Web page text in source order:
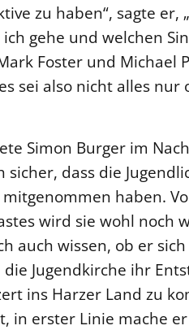
zu haben“, sagte er,
gehe und welchen
Foster und Michael
sei also nicht alles
Simon Burger im
sicher, dass die
haben.
wird sie wohl noch
auch wissen, ob er
die Jugendkirche ihr
ins Harzer Land zu
in erster Linie mache